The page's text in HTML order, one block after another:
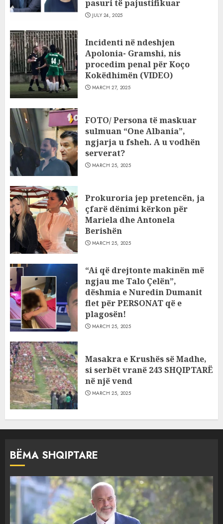
pasuri të pajustifikuar
JULY 24, 2025
Incidenti në ndeshjen
Apolonia- Gramshi, nis
procedim penal për Koço
Kokëdhimën (VIDEO)
MARCH 27, 2025
FOTO/ Persona të maskuar
sulmuan “One Albania”,
ngjarja u fsheh. A u vodhën
serverat?
MARCH 25, 2025
Prokuroria jep pretencën, ja
çfarë dënimi kërkon për
Mariela dhe Antonela
Berishën
MARCH 25, 2025
“Ai që drejtonte makinën më
ngjau me Talo Çelën”,
dëshmia e Nuredin Dumanit
flet për PERSONAT që e
plagosën!
MARCH 25, 2025
Masakra e Krushës së Madhe,
si serbët vranë 243 SHQIPTARË
në një vend
MARCH 25, 2025
BËMA SHQIPTARE